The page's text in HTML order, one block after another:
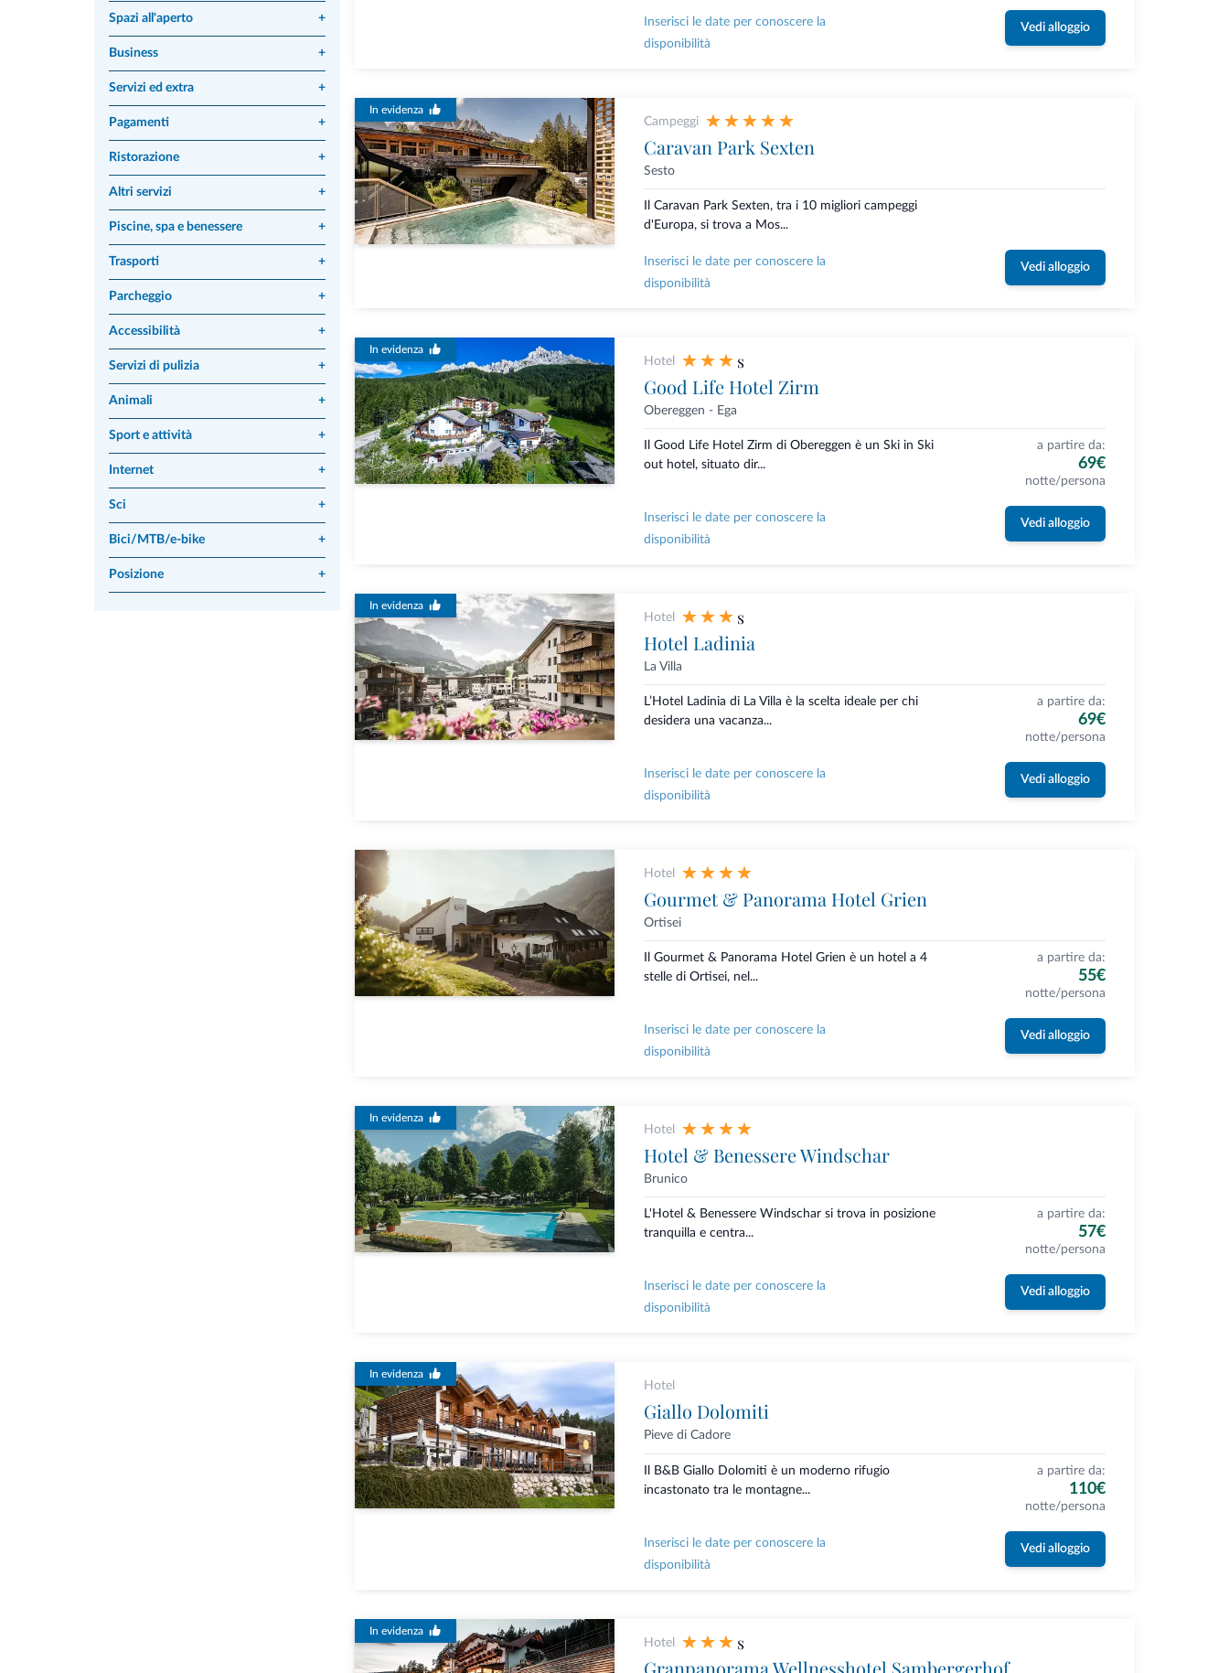
Spazi all'aperto +
Business +
Servizi ed extra +
Pagamenti +
Ristorazione +
Altri servizi +
Piscine, spa e benessere +
Trasporti +
Parcheggio +
Accessibilità +
Servizi di pulizia +
Animali +
Sport e attività +
Internet +
Sci +
Bici/MTB/e-bike +
Posizione +
Inserisci le date per conoscere la
disponibilità
Vedi alloggio
In evidenza
Campeggi
Caravan Park Sexten
Sesto
Il Caravan Park Sexten, tra i 10 migliori campeggi
d'Europa, si trova a Mos...
Inserisci le date per conoscere la
disponibilità
Vedi alloggio
In evidenza
Hotel s
Good Life Hotel Zirm
Obereggen - Ega
Il Good Life Hotel Zirm di Obereggen è un Ski in Ski
out hotel, situato dir...
a partire da:
69€
notte/persona
Inserisci le date per conoscere la
disponibilità
Vedi alloggio
In evidenza
Hotel s
Hotel Ladinia
La Villa
L’Hotel Ladinia di La Villa è la scelta ideale per chi
desidera una vacanza...
a partire da:
69€
notte/persona
Inserisci le date per conoscere la
disponibilità
Vedi alloggio
Hotel
Gourmet & Panorama Hotel Grien
Ortisei
Il Gourmet & Panorama Hotel Grien è un hotel a 4
stelle di Ortisei, nel...
a partire da:
55€
notte/persona
Inserisci le date per conoscere la
disponibilità
Vedi alloggio
In evidenza
Hotel
Hotel & Benessere Windschar
Brunico
L'Hotel & Benessere Windschar si trova in posizione
tranquilla e centra...
a partire da:
57€
notte/persona
Inserisci le date per conoscere la
disponibilità
Vedi alloggio
In evidenza
Hotel
Giallo Dolomiti
Pieve di Cadore
Il B&B Giallo Dolomiti è un moderno rifugio
incastonato tra le montagne...
a partire da:
110€
notte/persona
Inserisci le date per conoscere la
disponibilità
Vedi alloggio
In evidenza
Hotel s
Granpanorama Wellnesshotel Sambergerhof